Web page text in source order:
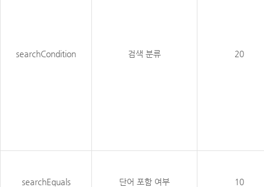
searchCondition 검색 분류 20
searchEquals 단어 포함 여부 10